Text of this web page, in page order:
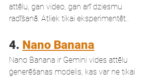
attēlu, gan video, gan arī dziesmu
radīšanā. Atliek tikai eksperimentēt..
4. Nano Banana
Nano Banana ir Gemini vides attēlu
ģenerēšanas modelis, kas var ne tikai